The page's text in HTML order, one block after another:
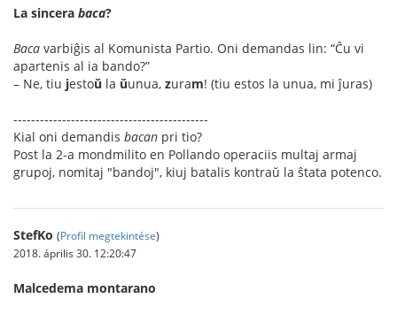
La sincera baca?
Baca varbiĝis al Komunista Partio. Oni demandas lin: “Ĉu vi
apartenis al ia bando?”
– Ne, tiu jestoŭ la ŭunua, zuram! (tiu estos la unua, mi ĵuras)
--------------------------------------------
Kial oni demandis bacan pri tio?
Post la 2-a mondmilito en Pollando operaciis multaj armaj
grupoj, nomitaj "bandoj", kiuj batalis kontraŭ la ŝtata potenco.
StefKo (Profil megtekintése)
2018. április 30. 12:20:47
Malcedema montarano